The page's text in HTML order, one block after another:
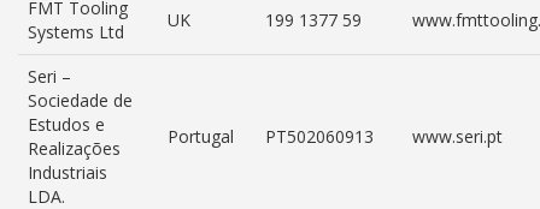
FMT Tooling
Systems Ltd
UK 199 1377 59
Seri –
Sociedade de
Estudos e
Realizações
Industriais
LDA.
Portugal PT502060913 www.seri.pt